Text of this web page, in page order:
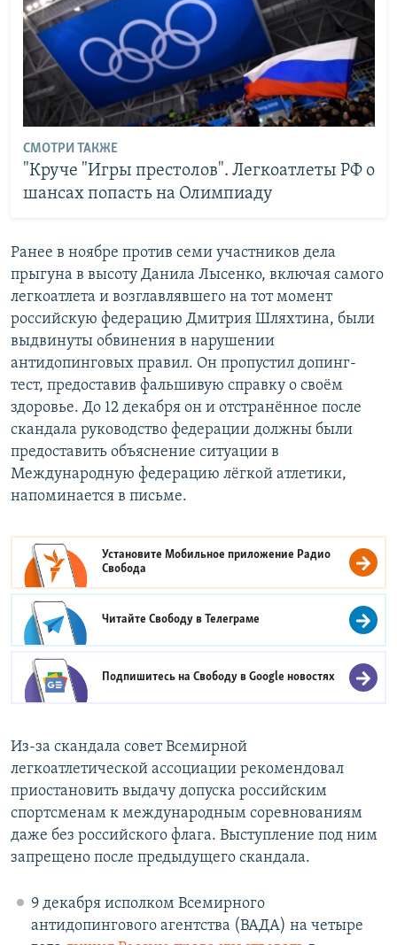
СМОТРИ ТАКЖЕ
"Круче "Игры престолов". Легкоатлеты РФ о
шансах попасть на Олимпиаду
Ранее в ноябре против семи участников дела
прыгуна в высоту Данила Лысенко, включая самого
легкоатлета и возглавлявшего на тот момент
российскую федерацию Дмитрия Шляхтина, были
выдвинуты обвинения в нарушении
антидопинговых правил. Он пропустил допинг-
тест, предоставив фальшивую справку о своём
здоровье. До 12 декабря он и отстранённое после
скандала руководство федерации должны были
предоставить объяснение ситуации в
Международную федерацию лёгкой атлетики,
напоминается в письме.
Установите Мобильное приложение Радио
Свобода
Читайте Свободу вТелеграме
Подпишитесь на Свободу вGoogle новостях
Из-за скандала совет Всемирной
легкоатлетической ассоциации рекомендовал
приостановить выдачу допуска российским
спортсменам к международным соревнованиям
даже без российского флага. Выступление под ним
запрещено после предыдущего скандала.
9 декабря исполком Всемирного
антидопингового агентства (ВАДА) на четыре